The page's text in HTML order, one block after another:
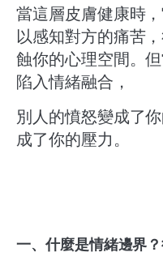
當這層皮膚健康時
以感知對方的痛苦
蝕你的心理空間。
陷入情緒融合，
別人的憤怒變成了
成了你的壓力。
一、什麼是情緒邊界